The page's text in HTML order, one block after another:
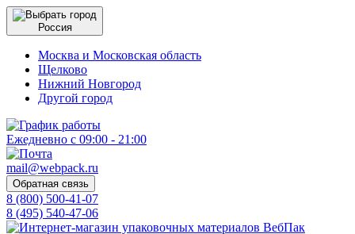
Россия
Москва и Московская область
Щелково
Нижний Новгород
Другой город
Ежедневно с 09:00 - 21:00
mail@webpack.ru
Обратная связь
8 (800) 500-41-07
8 (495) 540-47-06